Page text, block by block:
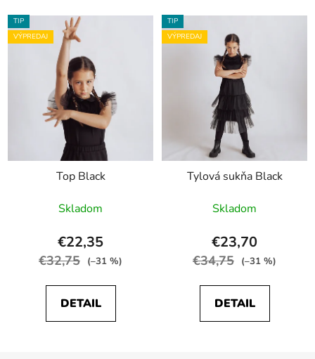
TIP
VÝPREDAJ
Top Black
Skladom
€22,35
€32,75 (–31 %)
DETAIL
TIP
VÝPREDAJ
Tylová sukňa Black
Skladom
€23,70
€34,75 (–31 %)
DETAIL